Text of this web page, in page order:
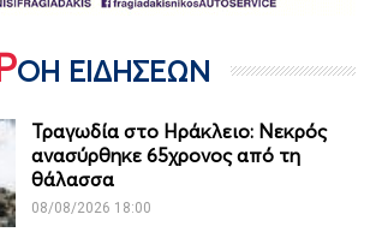
ΟΗ ΕΙΔΗΣΕΩΝ
Τραγωδία στο Ηράκλειο: Νεκρός
ανασύρθηκε 65χρονος από τη
θάλασσα
08/08/2026 18:00